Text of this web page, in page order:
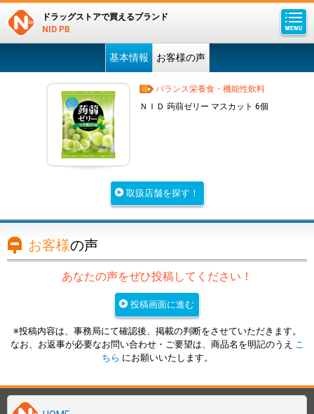
ドラッグストアで買えるブランド
NID PB
基本情報 お客様の声
バランス栄養食・機能性飲料
ＮＩＤ 蒟蒻ゼリー マスカット 6個
取扱店舗を探す！
お客様の声
あなたの声をぜひ投稿してください！
投稿画面に進む
※投稿内容は、事務局にて確認後、掲載の判断をさせていただきます。
なお、お返事が必要なお問い合わせ・ご要望は、商品名を明記のうえ
こ
ちら にお願いいたします。